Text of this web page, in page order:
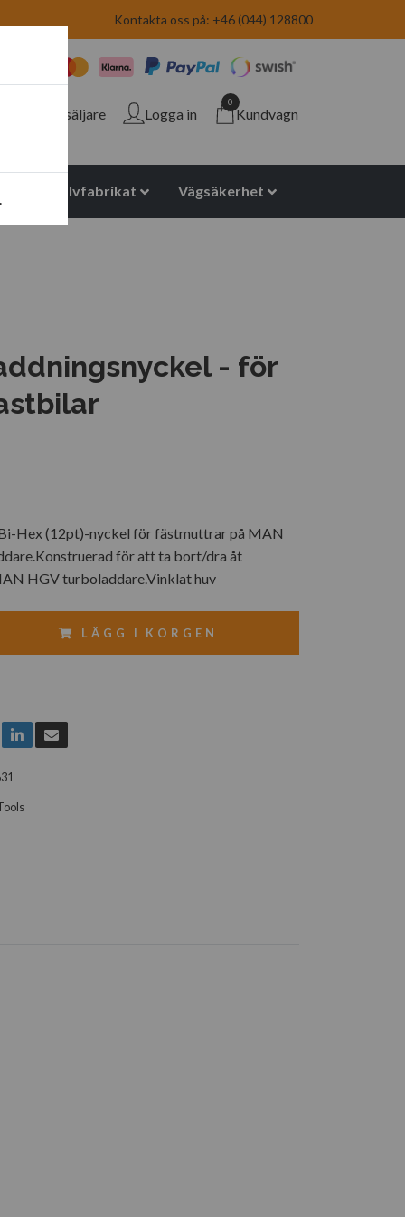
Kontakta oss på: +46 (044) 128800
Återförsäljare Logga in
0
Kundvagn
halvfabrikat Vägsäkerhet
- för
Hex (12pt)-nyckel för fästmuttrar på MAN
för att ta bort/dra åt
HGV turboladdare.Vinklat huv
LÄGG I KORGEN